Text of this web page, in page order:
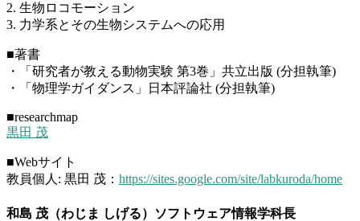
2. 生物ロコモーション
3. 力学系とその生物システムへの応用
■著書
・「研究者が教える動物実験 第3巻」共立出版 (分担執筆)
・「物理学ガイダンス」日本評論社 (分担執筆)
■researchmap
黒田 茂
■Webサイト
教員個人: 黒田 茂： https://sites.google.com/site/labkuroda/home
和島 茂（わじま しげる）ソフトウェア情報学科長